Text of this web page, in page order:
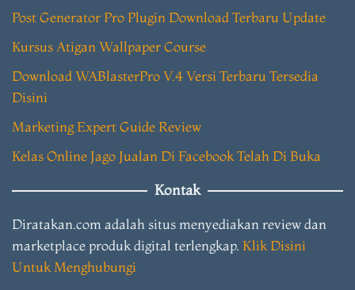
Post Generator Pro Plugin Download Terbaru Update
Kursus Atigan Wallpaper Course
Download WABlasterPro V.4 Versi Terbaru Tersedia
Disini
Marketing Expert Guide Review
Kelas Online Jago Jualan Di Facebook Telah Di Buka
Kontak
Diratakan.com adalah situs menyediakan review dan
marketplace produk digital terlengkap. Klik Disini
Untuk Menghubungi